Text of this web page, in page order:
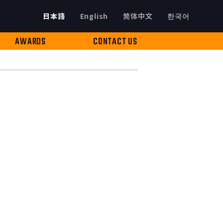
日本語 한국어
English 简体中文
AWARDS CONTACT US